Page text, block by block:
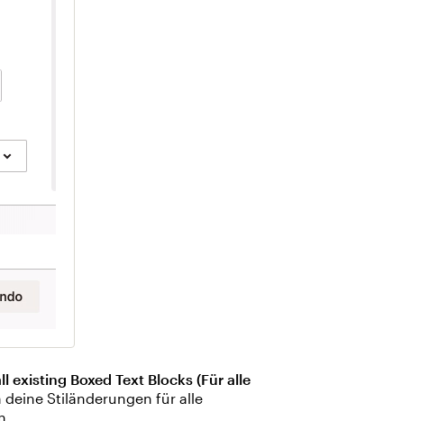
existing Boxed Text Blocks (Für alle
deine Stiländerungen für alle